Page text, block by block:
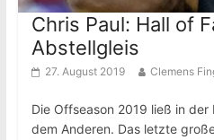
Chris Paul: Hall of
Abstellgleis
27. August 2019 Clemens
Die Offseason 2019 ließ in
dem Anderen. Das letzte